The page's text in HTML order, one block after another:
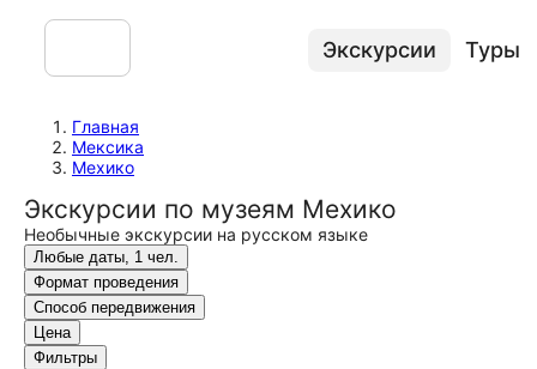
Экскурсии Туры
Главная
Мексика
Мехико
Экскурсии по музеям Мехико
Необычные экскурсии на русском языке
Любые даты, 1 чел.
Формат проведения
Способ передвижения
Цена
Фильтры